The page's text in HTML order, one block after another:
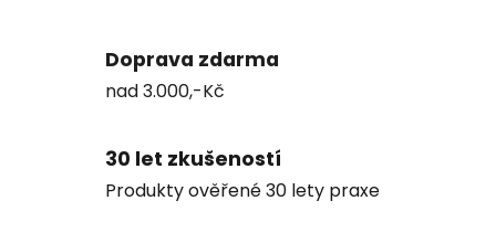
Doprava zdarma
nad 3.000,-Kč
30 let zkušeností
Produkty ověřené 30 lety praxe